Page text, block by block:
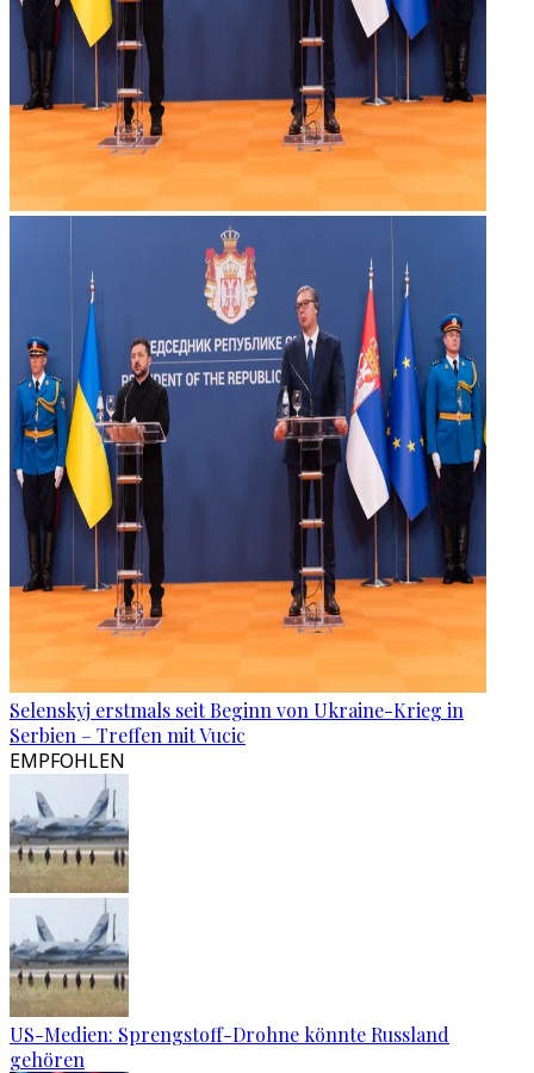
Selenskyj erstmals seit Beginn von Ukraine-Krieg in
Serbien – Treffen mit Vucic
EMPFOHLEN
US-Medien: Sprengstoff-Drohne könnte Russland
gehören